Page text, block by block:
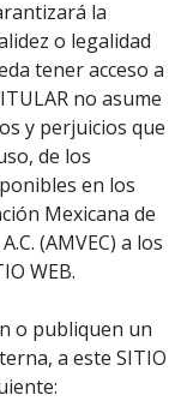
la
o legalidad
tener acceso a
no asume
y perjuicios que
de los
en los
Mexicana de
(AMVEC) a los
WEB.
o publiquen un
a este SITIO